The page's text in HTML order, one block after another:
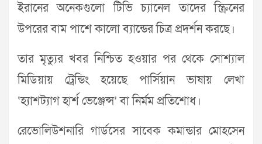
ইরানের অনেকগুলো টিভি চ্যানেল তাদের স্ক্রিনের
উপরের বাম পাশে কালো ব্যান্ডের চিত্র প্রদর্শন করছে।
তার মৃত্যুর খবর নিশ্চিত হওয়ার পর থেকে সোশ্যাল
মিডিয়ায় ট্রেন্ডিং হয়েছে পার্সিয়ান ভাষায় লেখা
‘হ্যাশট্যাগ হার্শ ভেঞ্জেন্স’ বা নির্মম প্রতিশোধ।
রেভোলিউশনারি গার্ডসের সাবেক কমান্ডার মোহসেন